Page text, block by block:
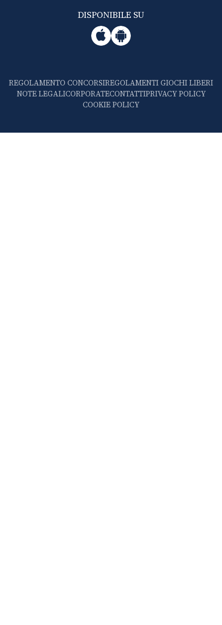
DISPONIBILE SU
REGOLAMENTO CONCORSIREGOLAMENTI GIOCHI LIBERI
NOTE LEGALICORPORATECONTATTIPRIVACY POLICY
COOKIE POLICY